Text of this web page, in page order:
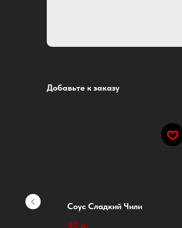
Добавьте к заказу
Соус Сладкий Чили
40 р.